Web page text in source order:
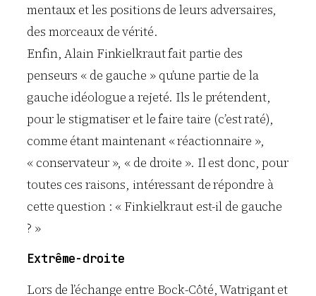
mentaux et les positions de leurs adversaires,
des morceaux de vérité.
Enfin, Alain Finkielkraut fait partie des
penseurs « de gauche » qu’une partie de la
gauche idéologue a rejeté. Ils le prétendent,
pour le stigmatiser et le faire taire (c’est raté),
comme étant maintenant « réactionnaire »,
« conservateur », « de droite ». Il est donc, pour
toutes ces raisons, intéressant de répondre à
cette question : « Finkielkraut est-il de gauche
? »
Extrême-droite
Lors de l’échange entre Bock-Côté, Watrigant et